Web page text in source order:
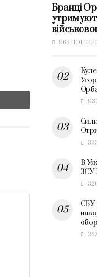
Бранці
966
В
ЗСУ
СБУ